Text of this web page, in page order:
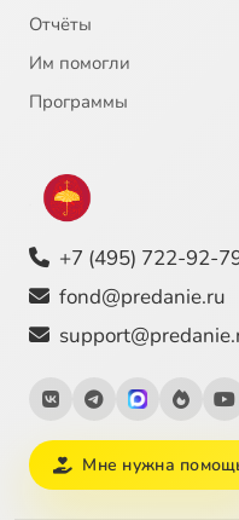
Отчёты
Им помогли
Программы
+7 (495) 722-92-
fond@predanie.ru
Мне нужна